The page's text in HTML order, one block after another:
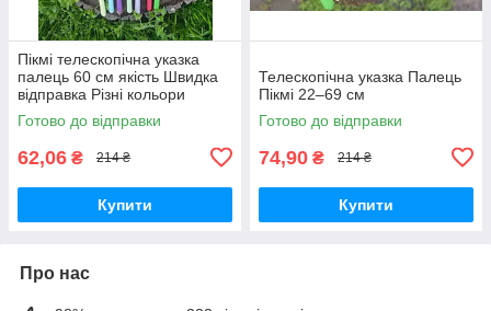
Пікмі телескопічна указка
палець 60 см якість Швидка
відправка Різні кольори
Готово до відправки
62,06 ₴ 214 ₴
Купити
Телескопічна указка Палець
Пікмі 22–69 см
Готово до відправки
74,90 ₴ 214 ₴
Купити
Про нас